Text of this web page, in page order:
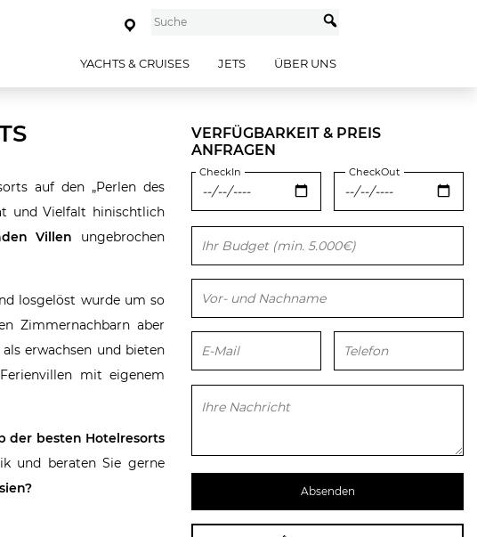
YACHTS & CRUISES JETS ÜBER UNS
auf den „Perlen des
und Vielfalt hinischtlich
Villen ungebrochen
losgelöst wurde um so
Zimmernachbarn aber
erwachsen und bieten
mit eigenem
der besten Hotelresorts
und beraten Sie gerne
VERFÜGBARKEIT & PREIS
ANFRAGEN
CheckIn CheckOut
Bitte lasse dieses Feld leer.
Bitte lasse dieses Feld leer.